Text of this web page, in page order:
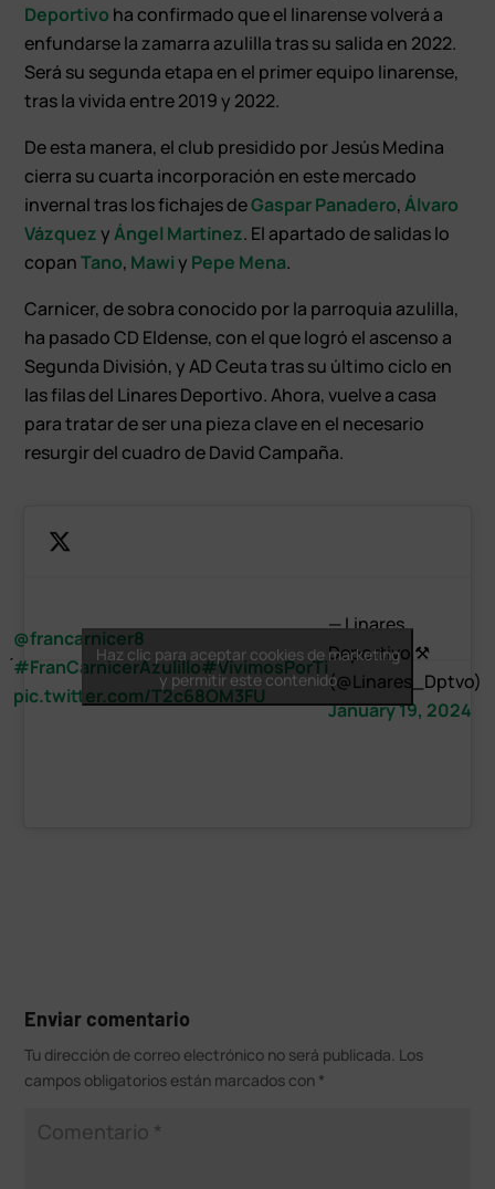
Deportivo ha confirmado que el linarense volverá a
enfundarse la zamarra azulilla tras su salida en 2022.
Será su segunda etapa en el primer equipo linarense,
tras la vivida entre 2019 y 2022.
De esta manera, el club presidido por Jesús Medina
cierra su cuarta incorporación en este mercado
invernal tras los fichajes deGaspar Panadero,Álvaro
VázquezyÁngel Martínez. El apartado de salidas lo
copanTano, Mawiy Pepe Mena.
Carnicer, de sobra conocido por la parroquia azulilla,
ha pasado CD Eldense, con el que logró el ascenso a
Segunda División, y AD Ceuta tras su último ciclo en
las filas del Linares Deportivo. Ahora, vuelve a casa
para tratar de ser una pieza clave en el necesario
resurgir del cuadro de David Campaña.
@francarnicer8
#FranCarnicerAzulillo#VivimosPorTi
pic.twitter.com/T2c68OM3FU
— Linares
Deportivo ⚒
(@Linares_Dptvo)
January 19, 2024
Haz clic para aceptar cookies de marketing
y permitir este contenido
Enviar comentario
Tu dirección de correo electrónico no será publicada. Los
campos obligatorios están marcados con *